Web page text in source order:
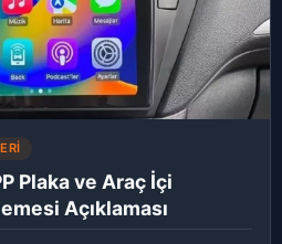
Plaka ve Araç İçi
Açıklaması